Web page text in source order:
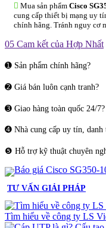
Mua sản phẩm Cisco
cung cấp thiết bị mạng uy
chính hãng. Tránh nguy cơ
05 Cam kết của Hợp Nhất
➊ Sản phẩm chính hãng?
➋ Giá bán luôn cạnh tranh?
➌ Giao hàng toàn quốc 24/7?
➍ Nhà cung cấp uy tín, danh
❺ Hỗ trợ kỹ thuật chuyên
TƯ VẤN GIẢI PHÁP
Tìm hiểu về công ty LS